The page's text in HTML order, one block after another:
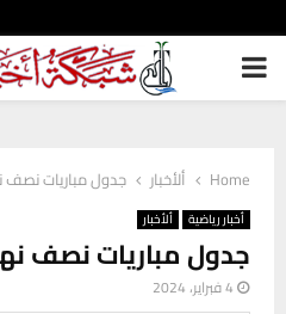
PRIMARY
Home ألأخبار جدول مباريات
أخبار رياضية ألأخبار
جدول مباريات نصف
4 فبراير، 2024